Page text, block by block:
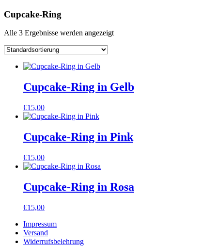
Cupcake-Ring
Alle 3 Ergebnisse werden angezeigt
Cupcake-Ring in Gelb
€15,00
Cupcake-Ring in Pink
€15,00
Cupcake-Ring in Rosa
€15,00
Impressum
Versand
Widerrufsbelehrung